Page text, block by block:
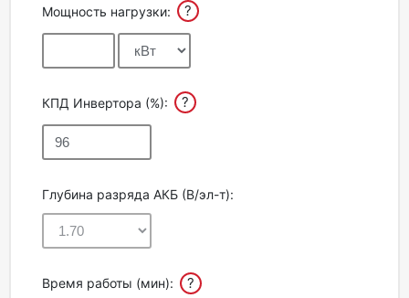
Мощность нагрузки: ?
КПД Инвертора (%): ?
Глубина разряда АКБ (В/эл-т):
Время работы (мин): ?